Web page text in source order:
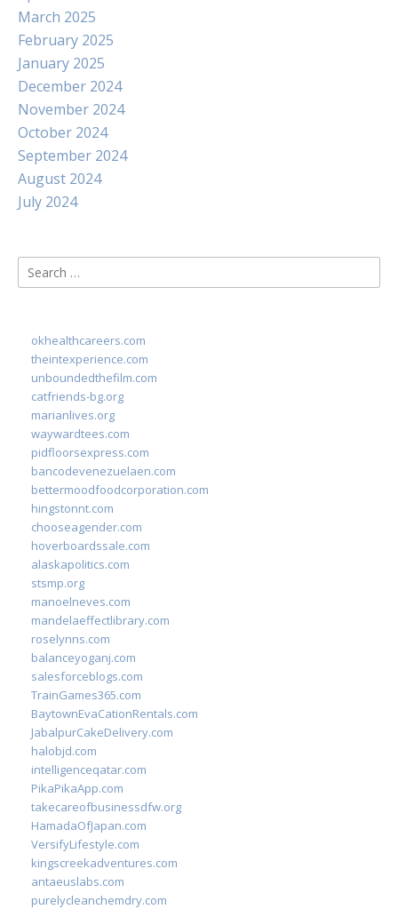
March 2025
February 2025
January 2025
December 2024
November 2024
October 2024
September 2024
August 2024
July 2024
Search
for:
okhealthcareers.com
theintexperience.com
unboundedthefilm.com
catfriends-bg.org
marianlives.org
waywardtees.com
pidfloorsexpress.com
bancodevenezuelaen.com
bettermoodfoodcorporation.com
hingstonnt.com
chooseagender.com
hoverboardssale.com
alaskapolitics.com
stsmp.org
manoelneves.com
mandelaeffectlibrary.com
roselynns.com
balanceyoganj.com
salesforceblogs.com
TrainGames365.com
BaytownEvaCationRentals.com
JabalpurCakeDelivery.com
halobjd.com
intelligenceqatar.com
PikaPikaApp.com
takecareofbusinessdfw.org
HamadaOfJapan.com
VersifyLifestyle.com
kingscreekadventures.com
antaeuslabs.com
purelycleanchemdry.com